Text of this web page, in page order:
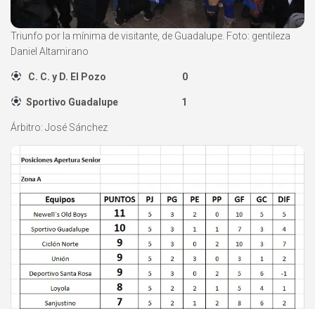
Triunfo por la mínima de visitante, de Guadalupe. Foto: gentileza
Daniel Altamirano
C. C. y D. El Pozo 0
Sportivo Guadalupe 1
Árbitro: José Sánchez